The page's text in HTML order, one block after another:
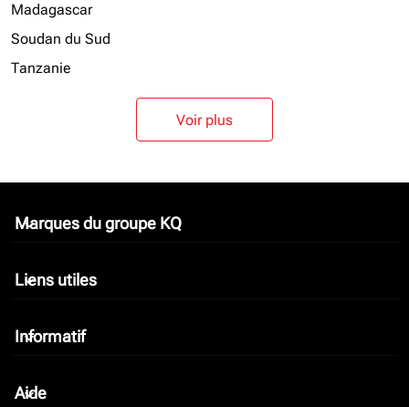
Madagascar
Soudan du Sud
Tanzanie
Voir plus
Marques du groupe KQ
keyboard_arrow_down
Liens utiles
keyboard_arrow_down
Informatif
keyboard_arrow_down
Aide
keyboard_arrow_down